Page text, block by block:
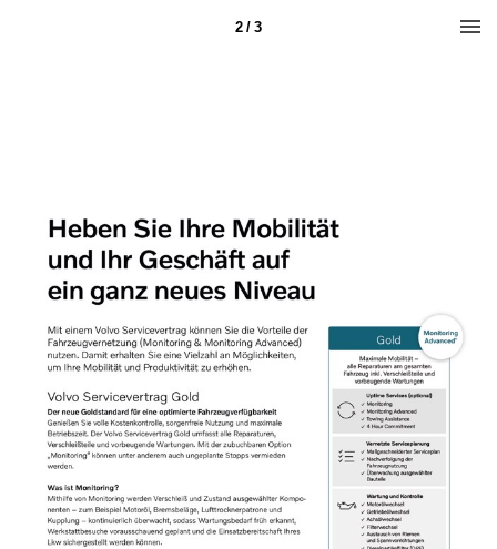
2 / 3